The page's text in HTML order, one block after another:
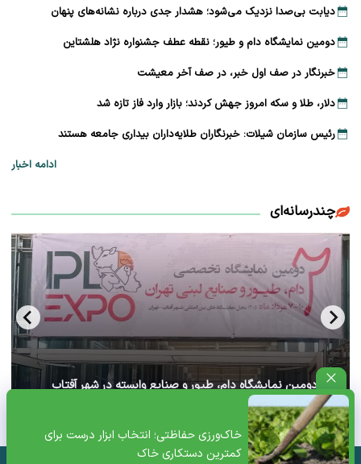
خاک‌ورزی حفاظتی؛ انتخاب ابزار درست برای
کمترین دستکاری خاک
دیابت بی‌صدا نزدیک می‌شود؛ هشدار جدی درباره نشانه‌های پنهان
دومین نمایشگاه دام و طیور؛ نقطه عطف جشنواره نژاد هلشتاین
خبرنگار در صف اول خبر، در صف آخر معیشت
دلار، طلا و سکه امروز جهش کردند؛ بازار وارد فاز تازه شد
رئیس سازمان شیلات: خبرنگاران طلایه‌داران بیداری جامعه هستند
ادامه اخبار
چندرسانه‌ای
آغاز دومین نمایشگاه دام، طیور و صنایع وابسته در شهر آفتاب
تهران+ ویدئو